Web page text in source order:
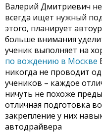
Валерий Дмитриевич
всегда ищет нужный
этого, планирует
больше внимания
ученик выполняет на
по вождению в Москве
никогда не проводит
учеников – каждое
ничуть не похоже
отличная подготовка
закрепление у них
автодрайвера